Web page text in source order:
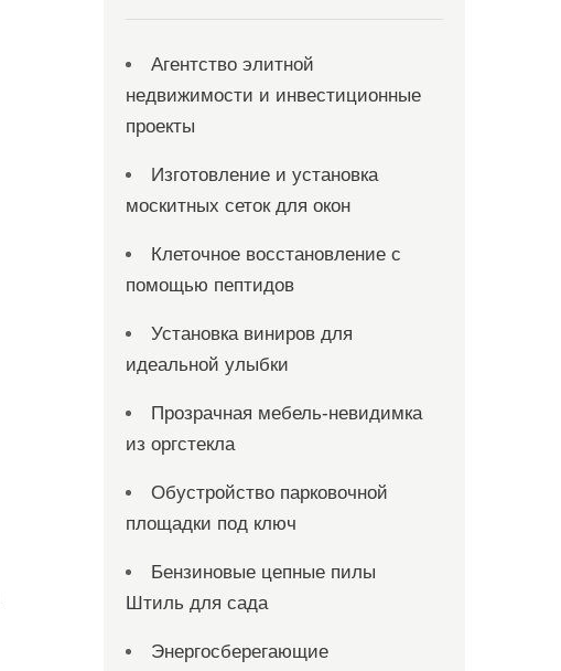
Агентство элитной
недвижимости и инвестиционные
проекты
Изготовление и установка
москитных сеток для окон
Клеточное восстановление с
помощью пептидов
Установка виниров для
идеальной улыбки
Прозрачная мебель-невидимка
из оргстекла
Обустройство парковочной
площадки под ключ
Бензиновые цепные пилы
Штиль для сада
Энергосберегающие